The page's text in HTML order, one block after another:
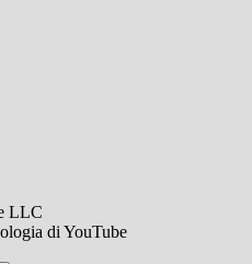
LLC
di YouTube